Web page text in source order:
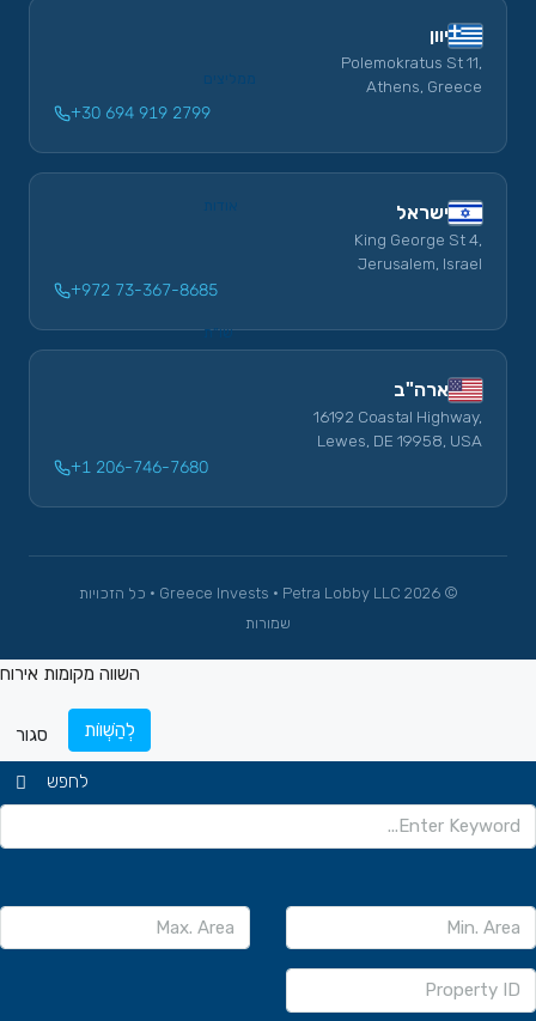
ממליצים
אודות
שו”ת
יוון
Polemokratus St 11,
Athens, Greece
+30 694 919 2799
ישראל
King George St 4,
Jerusalem, Israel
+972 73-367-8685
ארה"ב
16192 Coastal Highway,
Lewes, DE 19958, USA
+1 206-746-7680
© 2026 Greece Invests · Petra Lobby LLC · כל הזכויות
שמורות
השווה מקומות אירוח
לְהַשְׁווֹת סגור
לחפש